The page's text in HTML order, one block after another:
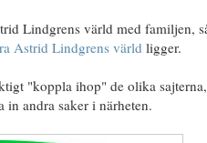
Lindgrens värld med familjen,
Astrid Lindgrens värld ligger.
"koppla ihop" de olika
andra saker i närheten.